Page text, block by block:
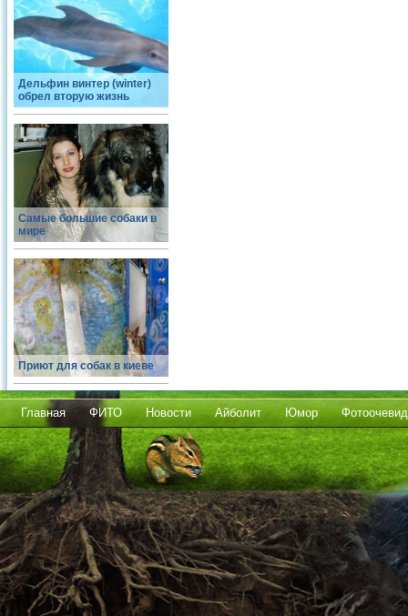
Дельфин винтер (winter)
обрел вторую жизнь
Самые большие собаки в
мире
Приют для собак в киеве
Главная ФИТО Новости Айболит Юмор